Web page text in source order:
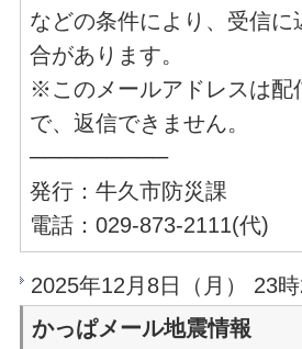
などの条件により、受信に
合があります。
※このメールアドレスは配
で、返信できません。
─────────
発行：牛久市防災課
電話：029-873-2111(代)
2025年12月8日（月） 23
かっぱメール地震情報